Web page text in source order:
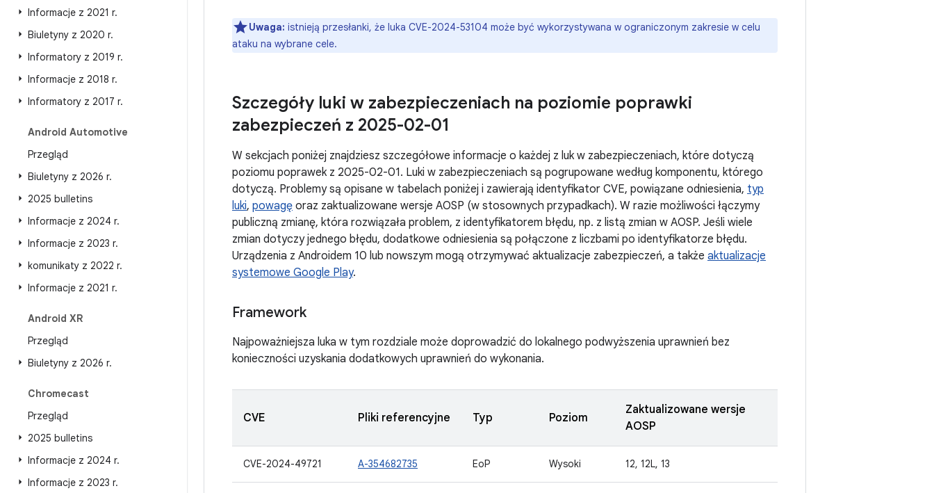
Informacje z 2021 r.
Biuletyny z 2020 r.
Informatory z 2019 r.
Informacje z 2018 r.
Informatory z 2017 r.
Android Automotive
Przegląd
Biuletyny z 2026 r.
2025 bulletins
Informacje z 2024 r.
Informacje z 2023 r.
komunikaty z 2022 r.
Informacje z 2021 r.
Android XR
Przegląd
Biuletyny z 2026 r.
Chromecast
Przegląd
2025 bulletins
Informacje z 2024 r.
Informacje z 2023 r.
Uwaga: istnieją przesłanki, że luka CVE-2024-53104 może być wykorzystywana w ograniczonym zakresie w celu
ataku na wybrane cele.
Szczegóły luki w zabezpieczeniach na poziomie poprawki
zabezpieczeń z 2025-02-01
W sekcjach poniżej znajdziesz szczegółowe informacje o każdej z luk w zabezpieczeniach, które dotyczą
poziomu poprawek z 2025-02-01. Luki w zabezpieczeniach są pogrupowane według komponentu, którego
dotyczą. Problemy są opisane w tabelach poniżej i zawierają identyfikator CVE, powiązane odniesienia, typ
luki, powagę oraz zaktualizowane wersje AOSP (w stosownych przypadkach). W razie możliwości łączymy
publiczną zmianę, która rozwiązała problem, z identyfikatorem błędu, np. z listą zmian w AOSP. Jeśli wiele
zmian dotyczy jednego błędu, dodatkowe odniesienia są połączone z liczbami po identyfikatorze błędu.
Urządzenia z Androidem 10 lub nowszym mogą otrzymywać aktualizacje zabezpieczeń, a także aktualizacje
systemowe Google Play.
Framework
Najpoważniejsza luka w tym rozdziale może doprowadzić do lokalnego podwyższenia uprawnień bez
konieczności uzyskania dodatkowych uprawnień do wykonania.
CVE Pliki referencyjne Typ Poziom
Zaktualizowane wersje
AOSP
CVE-2024-49721 A-354682735 EoP Wysoki 12, 12L, 13